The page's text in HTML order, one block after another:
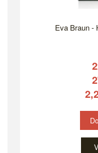
Eva Braun -